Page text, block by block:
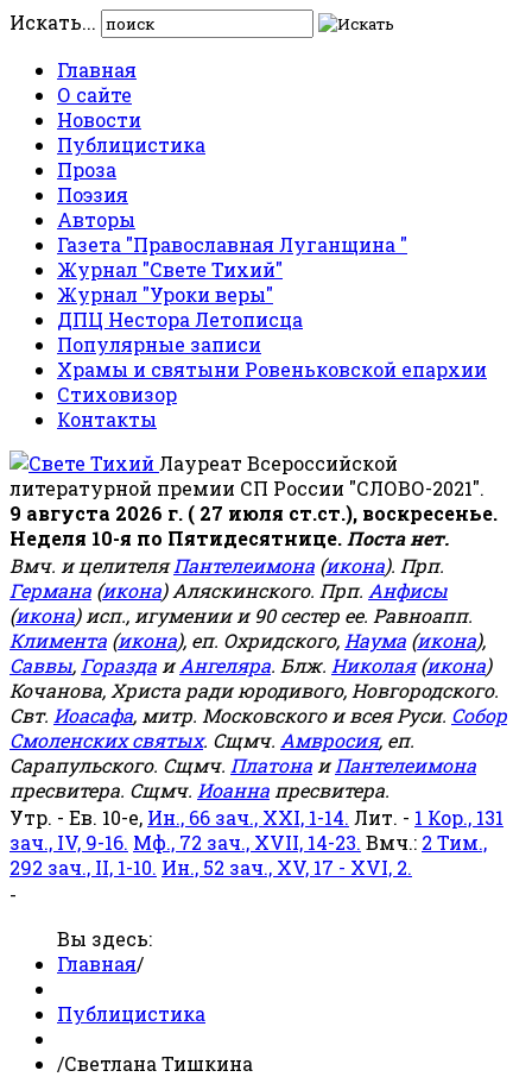
Искать...
Главная
О сайте
Новости
Публицистика
Проза
Поэзия
Авторы
Газета "Православная Луганщина "
Журнал "Свете Тихий"
Журнал "Уроки веры"
ДПЦ Нестора Летописца
Популярные записи
Храмы и святыни Ровеньковской епархии
Стиховизор
Контакты
Лауреат Всероссийской
литературной премии СП России "СЛОВО-2021".
9 августа 2026 г. ( 27 июля ст.ст.), воскресенье.
Неделя 10-я по Пятидесятнице. Поста нет.
Вмч. и целителяПантелеимона (икона). Прп.
Германа (икона) Аляскинского. Прп. Анфисы
(икона) исп., игумении и 90 сестер ее. Равноапп.
Климента (икона), еп. Охридского, Наума (икона),
Саввы, Горазда иАнгеляра. Блж. Николая(икона)
Кочанова, Христа ради юродивого, Новгородского.
Свт. Иоасафа, митр. Московского и всея Руси. Собор
Смоленских святых. Сщмч. Амвросия, еп.
Сарапульского. Сщмч. Платона иПантелеимона
пресвитера. Сщмч. Иоанна пресвитера.
Утр. - Ев. 10-е, Ин., 66 зач., XXI, 1-14. Лит. - 1 Кор., 131
зач., IV, 9-16. Мф., 72 зач., XVII, 14-23. Вмч.: 2 Тим.,
292 зач., II, 1-10. Ин., 52 зач., XV, 17 - XVI, 2.
-
Вы здесь:
Главная/
Публицистика
/Светлана Тишкина